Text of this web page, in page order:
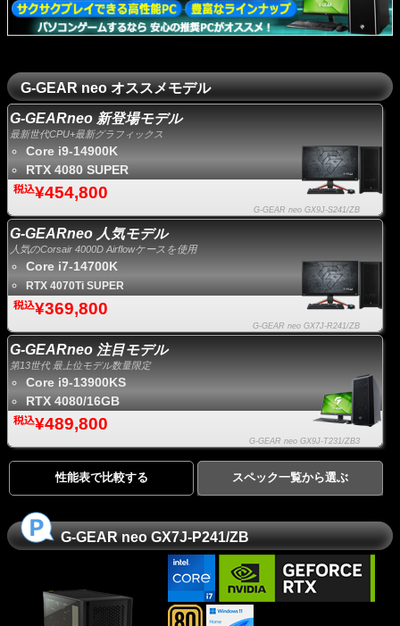
G-GEAR neo オススメモデル
G-GEARneo 新登場モデル
最新世代CPU+最新グラフィックス
Core i9-14900K
RTX 4080 SUPER
¥454,800
G-GEAR neo GX9J-S241/ZB
G-GEARneo 人気モデル
人気のCorsair 4000D Airflowケースを使用
Core i7-14700K
RTX 4070Ti SUPER
¥369,800
G-GEAR neo GX7J-R241/ZB
G-GEARneo 注目モデル
第13世代 最上位モデル数量限定
Core i9-13900KS
RTX 4080/16GB
¥489,800
G-GEAR neo GX9J-T231/ZB3
性能表で比較する スペック一覧から選ぶ
G-GEAR neo GX7J-P241/ZB